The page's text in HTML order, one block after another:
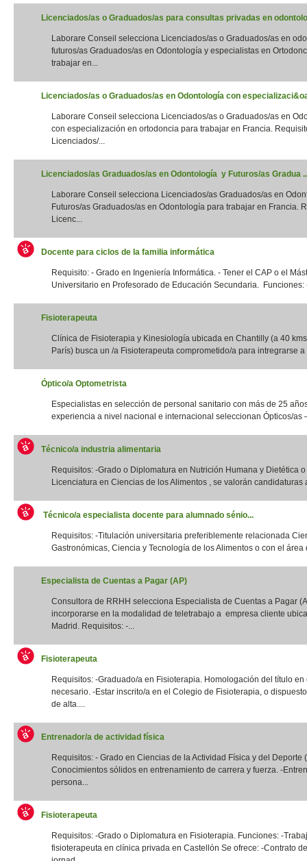
Licenciados/as o Graduados/as para consultas privadas en
Laborare Conseil selecciona Licenciados/as o Graduados/as en
futuros/as Graduados/as en Odontología y especialistas en
trabajar en...
Licenciados/as o Graduados/as en Odontología con
Laborare Conseil selecciona Licenciados/as o Graduados/as en
con especialización en ortodoncia para trabajar en Francia.
Licenciados/...
Licenciados/as Graduados/as en Odontología y Futuros/as Gradua
Laborare Conseil selecciona Licenciados/as Graduados/as en
Futuros/as Graduados/as en Odontología para trabajar en Francia.
Licenc...
Docente para ciclos de la familia informática
Requisito: - Grado en Ingeniería Informática. - Tener el CAP o el
Universitario en Profesorado de Educación Secundaria. Funciones:
Fisioterapeuta
Clínica de Fisioterapia y Kinesiología ubicada en Chantilly (a 40
París) busca un /a Fisioterapeuta comprometido/a para intregrarse a
Óptico/a Optometrista
Especialistas en selección de personal sanitario con más de 25
experiencia a nivel nacional e internacional seleccionan Ópticos/as
Técnico/a industria alimentaria
Requisitos: -Grado o Diplomatura en Nutrición Humana y Dietética
Licenciatura en Ciencias de los Alimentos , se valorán candidaturas
Técnico/a especialista docente para alumnado sénio...
Requisitos: -Titulación universitaria preferiblemente relacionada
Gastronómicas, Ciencia y Tecnología de los Alimentos o con el área
Especialista de Cuentas a Pagar (AP)
Consultora de RRHH selecciona Especialista de Cuentas a Pagar
incorporarse en la modalidad de teletrabajo a empresa cliente
Madrid. Requisitos: -...
Fisioterapeuta
Requisitos: -Graduado/a en Fisioterapia. Homologación del título en
necesario. -Estar inscrito/a en el Colegio de Fisioterapia, o
de alta....
Entrenador/a de actividad física
Requisitos: - Grado en Ciencias de la Actividad Física y del Deporte
Conocimientos sólidos en entrenamiento de carrera y fuerza. -
persona...
Fisioterapeuta
Requisitos: -Grado o Diplomatura en Fisioterapia. Funciones: -
fisioterapeuta en clínica privada en Castellón Se ofrece: -Contrato